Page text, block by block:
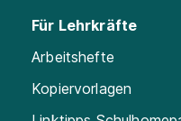
Für Lehrkräfte
Arbeitshefte
Kopiervorlagen